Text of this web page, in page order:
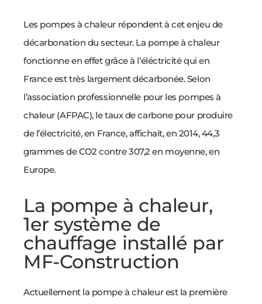
Les pompes à chaleur répondent à cet enjeu de
décarbonation du secteur. La pompe à chaleur
fonctionne en effet grâce à l’éléctricité qui en
France est très largement décarbonée. Selon
l’association professionnelle pour les pompes à
chaleur (AFPAC), le taux de carbone pour produire
de l’électricité, en France, affichait, en 2014, 44,3
grammes de CO2 contre 307,2 en moyenne, en
Europe.
La pompe à chaleur,
1er système de
chauffage installé par
MF-Construction
Actuellement la pompe à chaleur est la première